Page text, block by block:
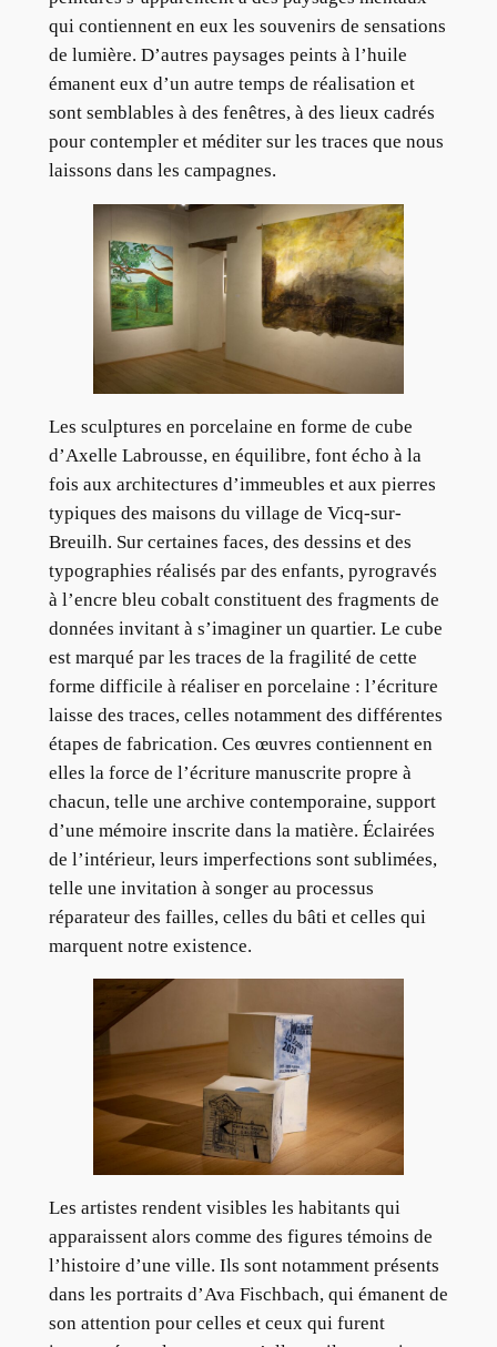
qui contiennent en eux les souvenirs de sensations
de lumière. D’autres paysages peints à l’huile
émanent eux d’un autre temps de réalisation et
sont semblables à des fenêtres, à des lieux cadrés
pour contempler et méditer sur les traces que nous
laissons dans les campagnes.
Les sculptures en porcelaine en forme de cube
d’Axelle Labrousse, en équilibre, font écho à la
fois aux architectures d’immeubles et aux pierres
typiques des maisons du village de Vicq-sur-
Breuilh. Sur certaines faces, des dessins et des
typographies réalisés par des enfants, pyrogravés
à l’encre bleu cobalt constituent des fragments de
données invitant à s’imaginer un quartier. Le cube
est marqué par les traces de la fragilité de cette
forme difficile à réaliser en porcelaine : l’écriture
laisse des traces, celles notamment des différentes
étapes de fabrication. Ces œuvres contiennent en
elles la force de l’écriture manuscrite propre à
chacun, telle une archive contemporaine, support
d’une mémoire inscrite dans la matière. Éclairées
de l’intérieur, leurs imperfections sont sublimées,
telle une invitation à songer au processus
réparateur des failles, celles du bâti et celles qui
marquent notre existence.
Les artistes rendent visibles les habitants qui
apparaissent alors comme des figures témoins de
l’histoire d’une ville. Ils sont notamment présents
dans les portraits d’Ava Fischbach, qui émanent de
son attention pour celles et ceux qui furent